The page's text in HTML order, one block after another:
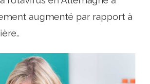
augmenté par rapport à